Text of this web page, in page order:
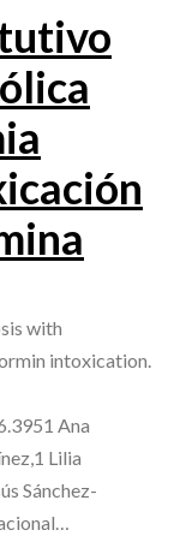
with
intoxication.
Ana
Lilia
Sánchez-